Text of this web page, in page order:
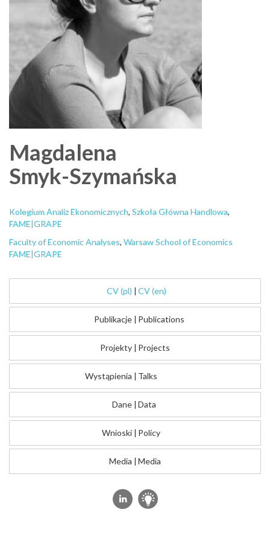
Magdalena
Smyk-Szymańska
Kolegium Analiz Ekonomicznych, Szkoła Główna Handlowa,
FAME|GRAPE
Faculty of Economic Analyses, Warsaw School of Economics
FAME|GRAPE
CV (pl) | CV (en)
Publikacje | Publications
Projekty | Projects
Wystąpienia | Talks
Dane | Data
Wnioski | Policy
Media | Media